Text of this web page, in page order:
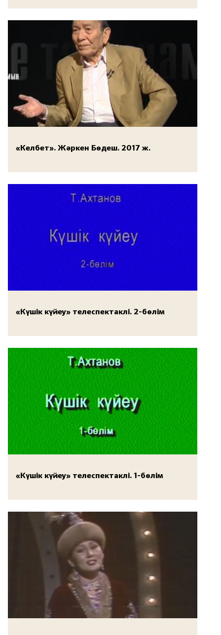
«Келбет». Жәркен Бөдеш. 2017 ж.
«Күшік күйеу» телеспектаклі. 2-бөлім
«Күшік күйеу» телеспектаклі. 1-бөлім